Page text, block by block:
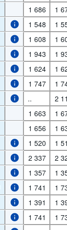
1 686 1
1 548 1
1 608 1
1 943 1
1 624 1
1 747 1
.. 2
1 663 1
1 656 1
1 520 1
2 337 2
1 357 1
1 741 1
1 391 1
1 741 1